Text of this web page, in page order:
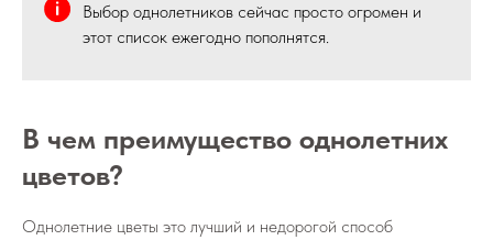
Выбор однолетников сейчас просто огромен и
этот список ежегодно пополнятся.
В чем преимущество однолетних
цветов?
Однолетние цветы это лучший и недорогой способ